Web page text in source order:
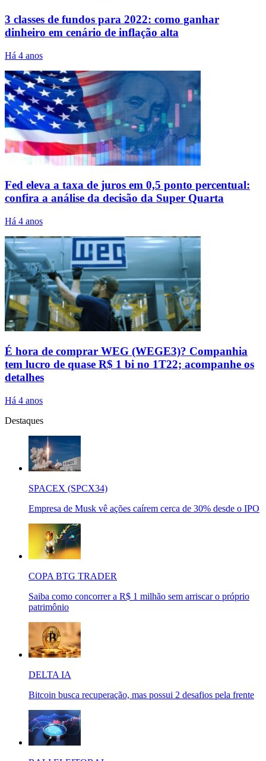
3 classes de fundos para 2022: como ganhar
dinheiro em cenário de inflação alta
Há 4 anos
Fed eleva a taxa de juros em 0,5 ponto percentual:
confira a análise da decisão da Super Quarta
Há 4 anos
É hora de comprar WEG (WEGE3)? Companhia
tem lucro de quase R$ 1 bi no 1T22; acompanhe os
detalhes
Há 4 anos
Destaques
SPACEX (SPCX34)
Empresa de Musk vê ações caírem cerca de 30% desde o IPO
COPA BTG TRADER
Saiba como concorrer a R$ 1 milhão sem arriscar o próprio
patrimônio
DELTA IA
Bitcoin busca recuperação, mas possui 2 desafios pela frente